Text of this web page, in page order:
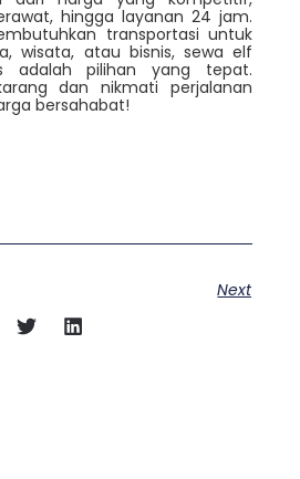
hingga layanan 24 jam.
transportasi untuk
wisata, atau bisnis, sewa elf
adalah pilihan yang tepat.
dan nikmati perjalanan
bersahabat!
Next